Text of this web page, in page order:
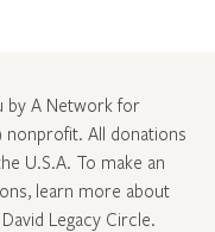
by A Network for
nonprofit. All donations
U.S.A. To make an
learn more about
Legacy Circle.